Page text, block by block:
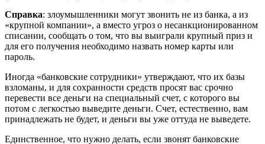
Справка: злоумышленники могут звонить не из банка, а из
«крупной компании», а вместо угроз о несанкционированном
списании, сообщать о том, что вы выиграли крупный приз и
для его получения необходимо назвать номер карты или
пароль.
Иногда «банковские сотрудники» утверждают, что их базы
взломаны, и для сохранности средств просят вас срочно
перевести все деньги на специальный счет, с которого вы
потом с легкостью выведите деньги. Счет, естественно, вам
принадлежать не будет, и деньги вы уже оттуда не выведете.
Единственное, что нужно делать, если звонят банковские